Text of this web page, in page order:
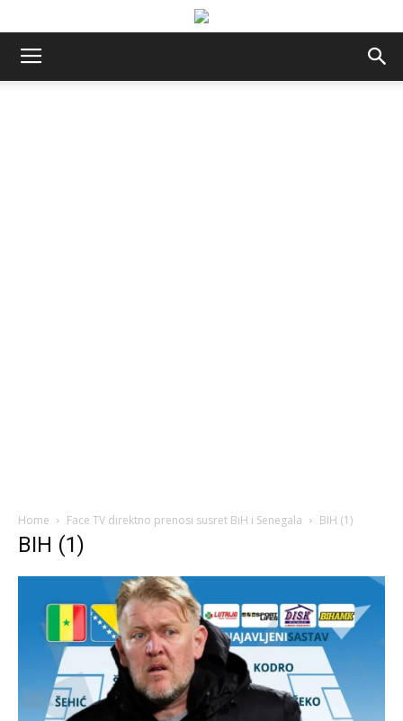
Home Face TV direktno prenosi susret BiH i Senegala BIH (1)
BIH (1)